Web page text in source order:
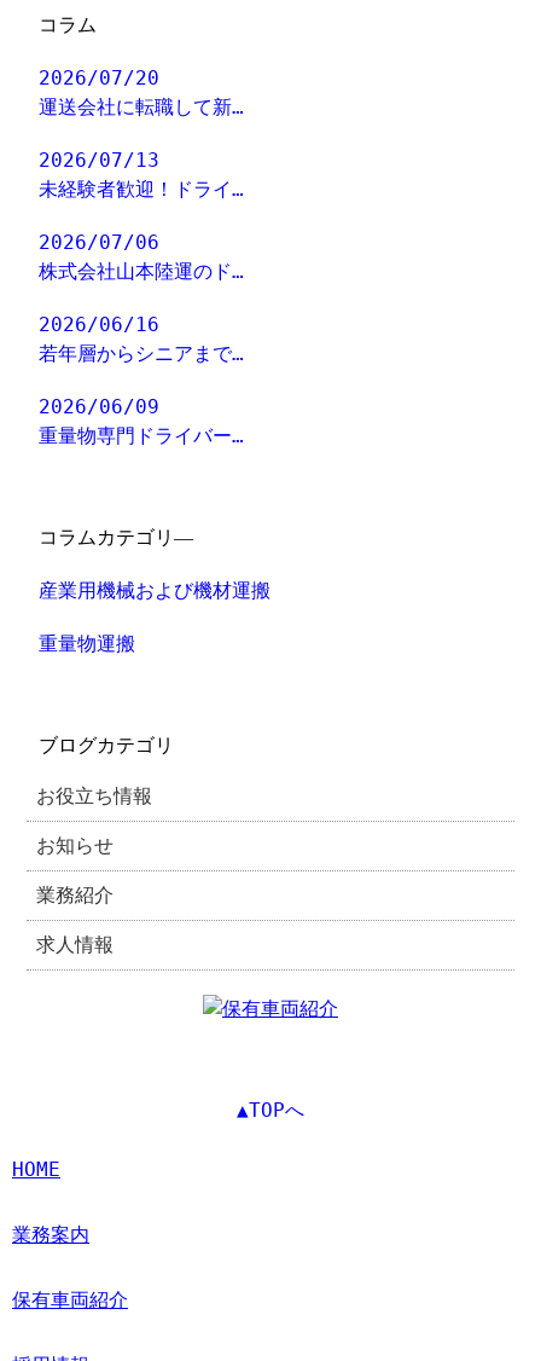
コラム
2026/07/20
運送会社に転職して新…
2026/07/13
未経験者歓迎！ドライ…
2026/07/06
株式会社山本陸運のド…
2026/06/16
若年層からシニアまで…
2026/06/09
重量物専門ドライバー…
コラムカテゴリ―
産業用機械および機材運搬
重量物運搬
ブログカテゴリ
お役立ち情報
お知らせ
業務紹介
求人情報
▲TOPへ
HOME
業務案内
保有車両紹介